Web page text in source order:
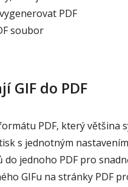
PDF
soubor
GIF do PDF
PDF, který většina
s jednotným
do jednoho PDF pro
GIFu na stránky PDF